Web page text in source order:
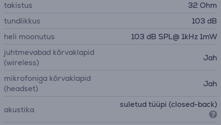
takistus
32 Ohm
tundlikkus
103 dB
heli moonutus
103 dB SPL@ 1kHz 1mW
juhtmevabad kõrvaklapid
(wireless)
Jah
mikrofoniga kõrvaklapid
(headset)
Jah
akustika
suletud tüüpi (closed-back)